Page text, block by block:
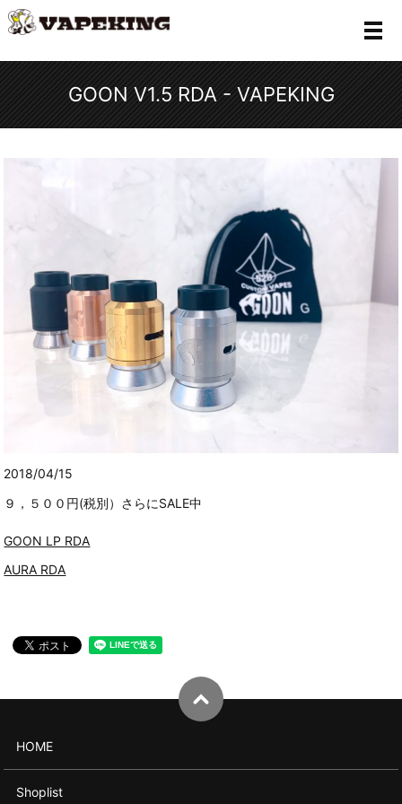
メ
GOON V1.5 RDA - VAPEKING
2018/04/15
９，５００円(税別）さらにSALE中
GOON LP RDA
AURA RDA
HOME
Shoplist